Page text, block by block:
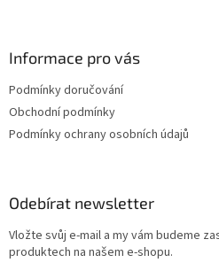
Informace pro vás
Podmínky doručování
Obchodní podmínky
Podmínky ochrany osobních údajů
Odebírat newsletter
Vložte svůj e-mail a my vám budeme
produktech na našem e-shopu.